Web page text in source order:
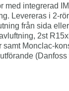
med integrerad
Levereras i 2-
från sida
2st
Monclac-
(Danfoss